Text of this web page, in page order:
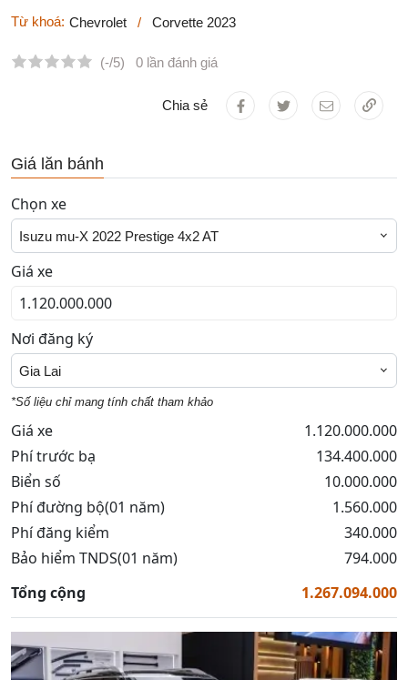
Từ khoá: Chevrolet / Corvette 2023
(-/5) 0 lần đánh giá
Chia sẻ
Giá lăn bánh
Chọn xe
Isuzu mu-X 2022 Prestige 4x2 AT
Giá xe
Nơi đăng ký
Gia Lai
*Số liệu chỉ mang tính chất tham khảo
Giá xe
1.120.000.000
Phí trước bạ
134.400.000
Biển số
10.000.000
Phí đường bộ(01 năm)
1.560.000
Phí đăng kiểm
340.000
Bảo hiểm TNDS(01 năm)
794.000
Tổng cộng
1.267.094.000